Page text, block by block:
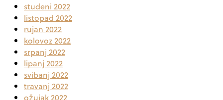
studeni 2022
listopad 2022
rujan 2022
kolovoz 2022
srpanj 2022
lipanj 2022
svibanj 2022
travanj 2022
ožujak 2022